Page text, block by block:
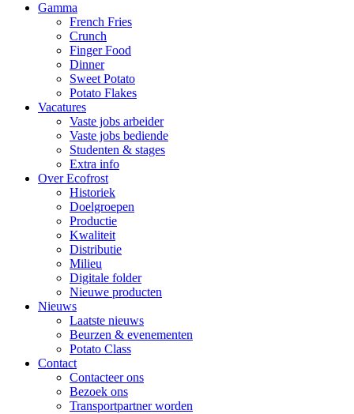
Gamma
French Fries
Crunch
Finger Food
Dinner
Sweet Potato
Potato Flakes
Vacatures
Vaste jobs arbeider
Vaste jobs bediende
Studenten & stages
Extra info
Over Ecofrost
Historiek
Doelgroepen
Productie
Kwaliteit
Distributie
Milieu
Digitale folder
Nieuwe producten
Nieuws
Laatste nieuws
Beurzen & evenementen
Potato Class
Contact
Contacteer ons
Bezoek ons
Transportpartner worden